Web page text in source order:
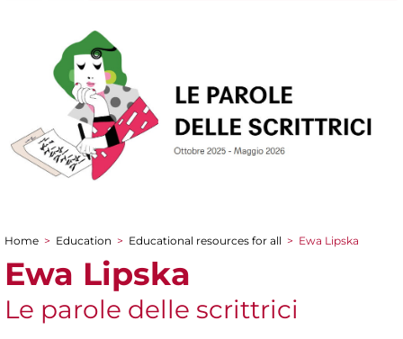
You are here
Home > Education > Educational resources for all > Ewa Lipska
Ewa Lipska
Le parole delle scrittrici